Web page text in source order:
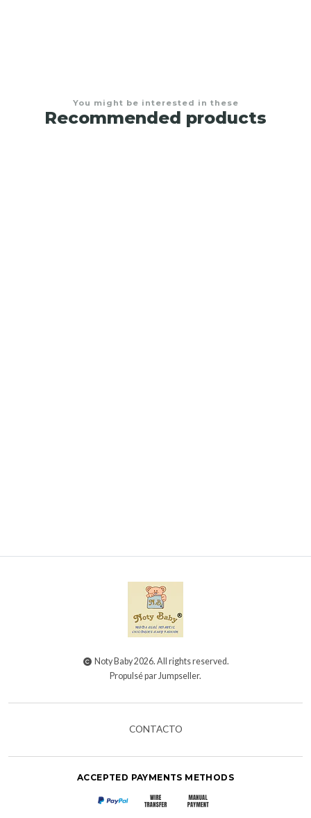
You might be interested in these
Recommended products
Noty Baby 2026. All rights reserved.
Propulsé par Jumpseller.
CONTACTO
ACCEPTED PAYMENTS METHODS